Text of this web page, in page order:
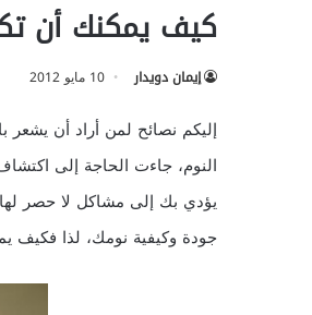
كيف يمكنك أن
إيمان دويدار 10 مايو 2012
إليكم نصائح لمن أراد أن يشعر
النوم، جاءت الحاجة إلى
يؤدي بك إلى مشاكل لا حصر
جودة وكيفية نومك، لذا فكيف